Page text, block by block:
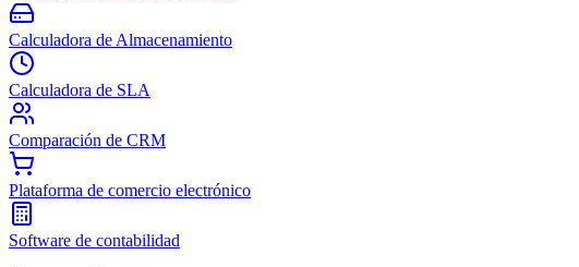
Calculadora de Almacenamiento
Calculadora de SLA
Comparación de CRM
Plataforma de comercio electrónico
Software de contabilidad